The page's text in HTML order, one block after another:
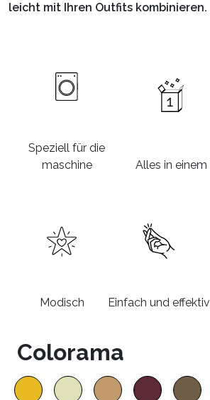
leicht mit Ihren Outfits kombinieren.
Speziell für die
maschine
Alles in einem
Modisch Einfach und effektiv
Colorama